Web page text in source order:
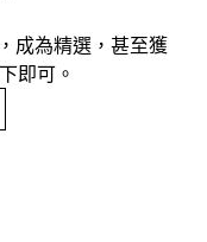
成為精選，甚至獲
即可。